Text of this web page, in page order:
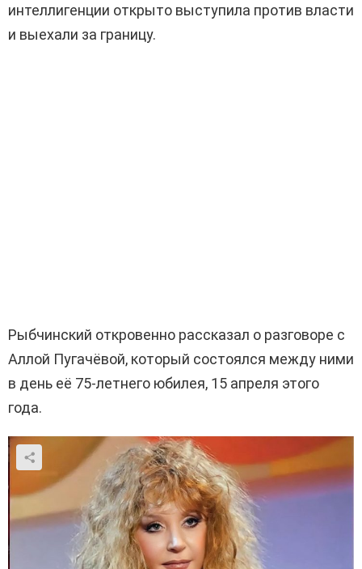
интеллигенции открыто выступила против власти
и выехали за границу.
Рыбчинский откровенно рассказал о разговоре с
Аллой Пугачёвой, который состоялся между ними
в день её 75-летнего юбилея, 15 апреля этого
года.